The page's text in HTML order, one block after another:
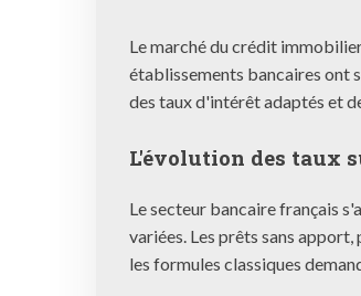
Le marché du crédit
établissements bancaires ont
des taux d'intérêt adaptés et
L'évolution des taux
Le secteur bancaire français
variées. Les prêts sans
les formules classiques